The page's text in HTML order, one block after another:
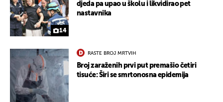
14
djeda pa upao u školu i likvidirao pet
nastavnika
RASTE BROJ MRTVIH
Broj zaraženih prvi put premašio četiri
tisuće: Širi se smrtonosna epidemija